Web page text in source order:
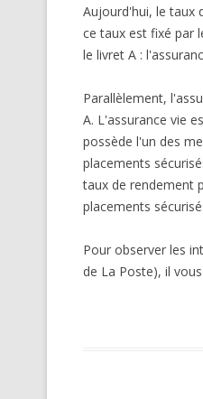
Aujourd'hui, le taux
ce taux est fixé par
le livret A :
Parallèlement,
A. L'assurance vie
possède l'un des
placements
taux de rendement
placements
Pour observer les
de La Poste), il